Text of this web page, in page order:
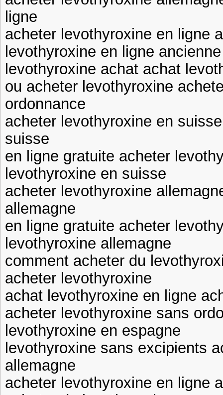
ligne
acheter levothyroxine en ligne
levothyroxine en ligne
levothyroxine achat achat
ou acheter levothyroxine
ordonnance
acheter levothyroxine en
suisse
en ligne gratuite acheter
levothyroxine en suisse
acheter levothyroxine
allemagne
en ligne gratuite acheter
levothyroxine allemagne
comment acheter du
acheter levothyroxine
achat levothyroxine en ligne
acheter levothyroxine sans
levothyroxine en espagne
levothyroxine sans excipients
allemagne
acheter levothyroxine en ligne